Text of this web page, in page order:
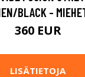
BLACK -
360 EUR
LISÄTIETOJA